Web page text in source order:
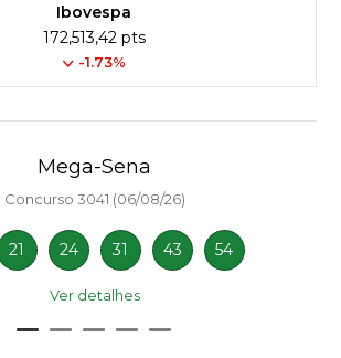
Ibovespa
172,513,42 pts
-1.73%
Mega-Sena
Concurso 3041 (06/08/26)
21 24 31 43 54
Ver detalhes